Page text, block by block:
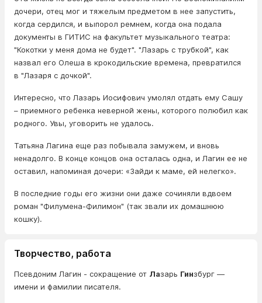
дочери, отец мог и тяжелым предметом в нее запустить,
когда сердился, и выпорол ремнем, когда она подала
документы в ГИТИС на факультет музыкального театра:
"Кокотки у меня дома не будет". "Лазарь с трубкой", как
назвал его Олеша в крокодильские времена, превратился
в "Лазаря с дочкой".
Интересно, что Лазарь Иосифович умолял отдать ему Сашу
– приемного ребенка неверной жены, которого полюбил как
родного. Увы, уговорить не удалось.
Татьяна Лагина еще раз побывала замужем, и вновь
ненадолго. В конце концов она осталась одна, и Лагин ее не
оставил, напоминая дочери: «Зайди к маме, ей нелегко».
В последние годы его жизни они даже сочиняли вдвоем
роман "Филумена-Филимон" (так звали их домашнюю
кошку).
Творчество, работа
Псевдоним Лагин - сокращение от Лазарь Гинзбург —
имени и фамилии писателя.